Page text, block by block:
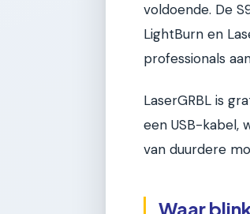
voldoende. De
LightBurn en
professionals
LaserGRBL is
een USB-kabel,
van duurdere
Waar